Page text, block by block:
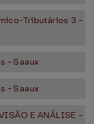
Tributários 3 -
- Saaux
- Saaux
E ANÁLISE -